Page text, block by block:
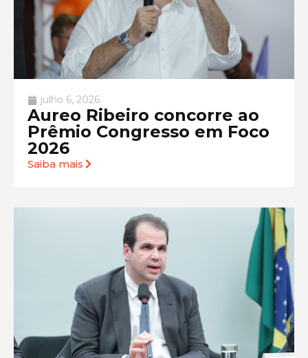
julho 6, 2026
Aureo Ribeiro concorre ao
Prêmio Congresso em Foco
2026
Saiba mais